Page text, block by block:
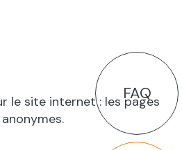
FAQ
le site internet : les pages